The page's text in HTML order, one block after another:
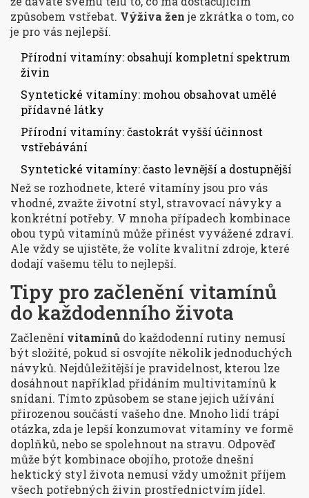
způsobem vstřebat. Výživa ženje zkrátka o tom, co
je pro vás nejlepší.
Přírodní vitamíny: obsahují kompletní spektrum
živin
Syntetické vitamíny: mohou obsahovat umělé
přídavné látky
Přírodní vitamíny: častokrát vyšší účinnost
vstřebávání
Syntetické vitamíny: často levnější a dostupnější
Než se rozhodnete, které vitamíny jsou pro vás
vhodné, zvažte životní styl, stravovací návyky a
konkrétní potřeby. V mnoha případech kombinace
obou typů vitamínů může přinést vyvážené zdraví.
Ale vždy se ujistěte, že volíte kvalitní zdroje, které
dodají vašemu tělu to nejlepší.
Tipy pro začlenění vitamínů
do každodenního života
Začlenění vitamínů do každodenní rutiny nemusí
být složité, pokud si osvojíte několik jednoduchých
návyků. Nejdůležitější je pravidelnost, kterou lze
dosáhnout například přidáním multivitamínů k
snídani. Tímto způsobem se stane jejich užívání
přirozenou součástí vašeho dne. Mnoho lidí trápí
otázka, zda je lepší konzumovat vitamíny ve formě
doplňků, nebo se spolehnout na stravu. Odpověď
může být kombinace obojího, protože dnešní
hektický styl života nemusí vždy umožnit příjem
všech potřebných živin prostřednictvím jídel.